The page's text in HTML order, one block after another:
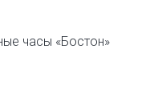
часы «Бостон»